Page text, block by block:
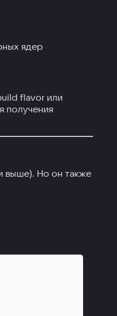
ядер
flavor или
получения
выше). Но он также